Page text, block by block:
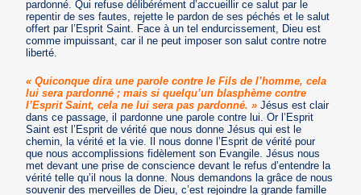
pardonné. Qui refuse délibérément d’accueillir ce salut par le
repentir de ses fautes, rejette le pardon de ses péchés et le salut
offert par l’Esprit Saint. Face à un tel endurcissement, Dieu est
comme impuissant, car il ne peut imposer son salut contre notre
liberté.
« Quiconque dira une parole contre le Fils de l’homme, cela
lui sera pardonné ; mais si quelqu’un blasphème contre
l’Esprit Saint, cela ne lui sera pas pardonné. » Jésus est clair
dans ce passage, il pardonne une parole contre lui. Or l’Esprit
Saint est l’Esprit de vérité que nous donne Jésus qui est le
chemin, la vérité et la vie. Il nous donne l’Esprit de vérité pour
que nous accomplissions fidèlement son Evangile. Jésus nous
met devant une prise de conscience devant le refus d’entendre la
vérité telle qu’il nous la donne. Nous demandons la grâce de nous
souvenir des merveilles de Dieu, c’est rejoindre la grande famille